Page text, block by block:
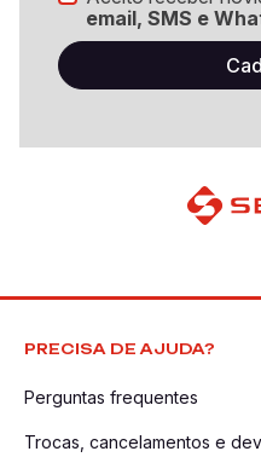
email, SMS e
PRECISA DE AJUDA?
Perguntas frequentes
Trocas, cancelamentos e